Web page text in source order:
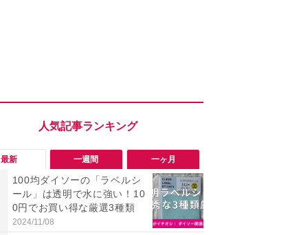
最新 一週間 一ヶ月
100均ダイソーの「ラベルシ
ール」は透明で水に強い！10
0円でお買い得な厳選3種類
2024/11/08